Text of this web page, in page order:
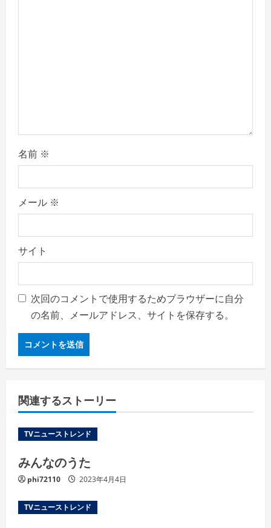
名前 ※
メール ※
サイト
次回のコメントで使用するためブラウザーに自分
の名前、メールアドレス、サイトを保存する。
関連するストーリー
TVニューストレンド
みんなのうた
phi72110 2023年4月4日
TVニューストレンド